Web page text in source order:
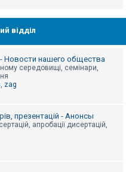
відділ
Новости нашего общества
середовищі, семінари,
, zag
презентацій - Анонсы
апробації дисертацій,